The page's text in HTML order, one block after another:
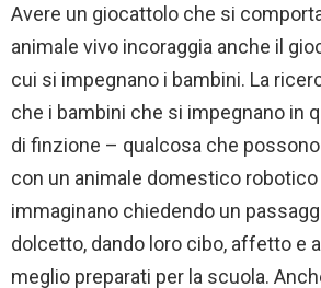
Avere un giocattolo che si
animale vivo incoraggia anche il
cui si impegnano i bambini. La
che i bambini che si impegnano in
di finzione – qualcosa che
con un animale domestico
immaginano chiedendo un
dolcetto, dando loro cibo, affetto e
meglio preparati per la scuola.